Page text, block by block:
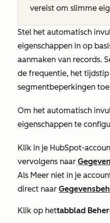
vereist om slimme
Stel het automatisch
eigenschappen in op
aanmaken van records.
de frequentie, het
segmentbeperkingen
Om het automatisch
eigenschappen te
Klik in je HubSpot-
vervolgens naar
Als Meer niet in je
direct naar
Klik op hettabblad